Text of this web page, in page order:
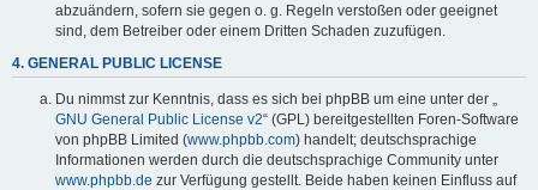
abzuändern, sofern sie gegen o. g. Regeln verstoßen oder geeignet
sind, dem Betreiber oder einem Dritten Schaden zuzufügen.
4. GENERAL PUBLIC LICENSE
Du nimmst zur Kenntnis, dass es sich bei phpBB um eine unter der „
GNU General Public License v2“ (GPL) bereitgestellten Foren-Software
von phpBB Limited (www.phpbb.com) handelt; deutschsprachige
Informationen werden durch die deutschsprachige Community unter
www.phpbb.de zur Verfügung gestellt. Beide haben keinen Einfluss auf